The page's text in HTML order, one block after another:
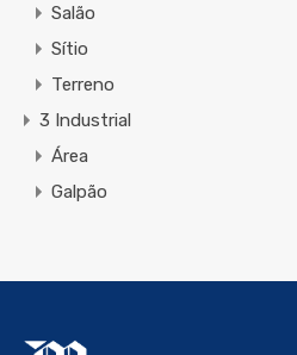
Salão
Sítio
Terreno
3 Industrial
Área
Galpão